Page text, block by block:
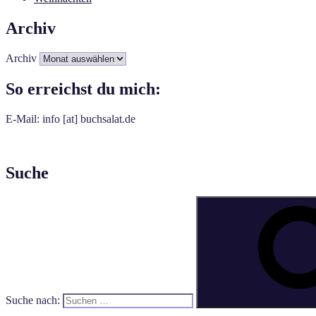
Archiv
Archiv
So erreichst du mich:
E-Mail: info [at] buchsalat.de
Suche
Suche nach: